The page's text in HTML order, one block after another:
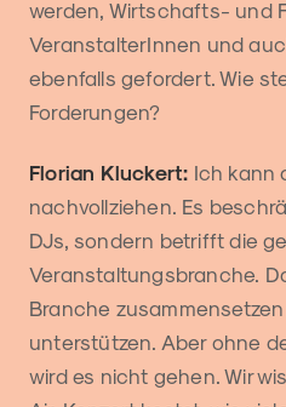
werden, Wirtschafts- und
VeranstalterInnen und
ebenfalls gefordert. Wie
Forderungen?
Florian Kluckert: Ich kann
nachvollziehen. Es
DJs, sondern betrifft die
Veranstaltungsbranche.
Branche
unterstützen. Aber ohne
wird es nicht gehen. Wir